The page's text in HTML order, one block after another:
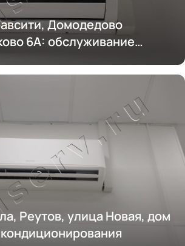
Домодедово
6А: обслуживание
Реутов, улица Новая, дом